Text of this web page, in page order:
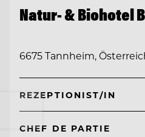
Natur- & Biohotel
6675 Tannheim,
REZEPTIONIST/IN
CHEF DE PARTIE